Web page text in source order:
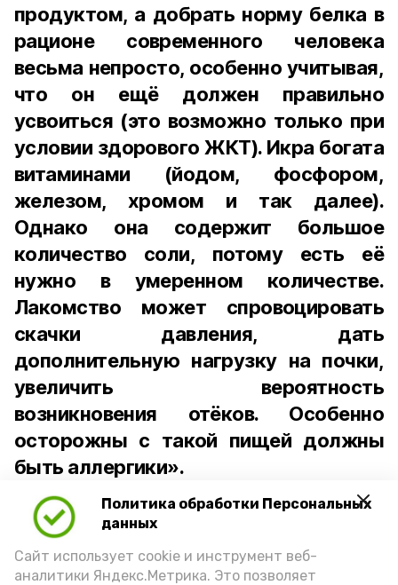
Политика обработки Персональных
данных
Сайт использует cookie и инструмент веб-
аналитики Яндекс.Метрика. Это позволяет
продуктом, а добрать норму белка в
рационе современного человека
весьма непросто, особенно учитывая,
что он ещё должен правильно
усвоиться (это возможно только при
условии здорового ЖКТ). Икра богата
витаминами (йодом, фосфором,
железом, хромом и так далее).
Однако она содержит большое
количество соли, потому есть её
нужно в умеренном количестве.
Лакомство может спровоцировать
скачки давления, дать
дополнительную нагрузку на почки,
увеличить вероятность
возникновения отёков. Особенно
осторожны с такой пищей должны
быть аллергики».
Для взрослого человека безопасной
порцией икры считается 30-50 граммов
(2-3 ложки). При этом следует обратить